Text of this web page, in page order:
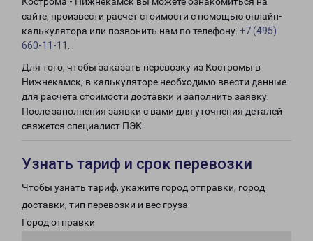
сайте, произвести расчет стоимости с помощью онлайн-
калькулятора или позвонить нам по телефону: +7 (495)
660-11-11
Для того, чтобы заказать перевозку из Костромы в
Нижнекамск, в калькуляторе необходимо ввести данные
для расчета стоимости доставки и заполнить заявку.
После заполнения заявки с вами для уточнения деталей
свяжется специалист ПЭК.
Узнать тариф и срок перевозки
Чтобы узнать тариф, укажите город отправки, город
доставки, тип перевозки и вес груза.
Город отправки